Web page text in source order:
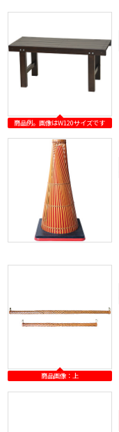
商品例。画像はW120サイズです
商品画像：上